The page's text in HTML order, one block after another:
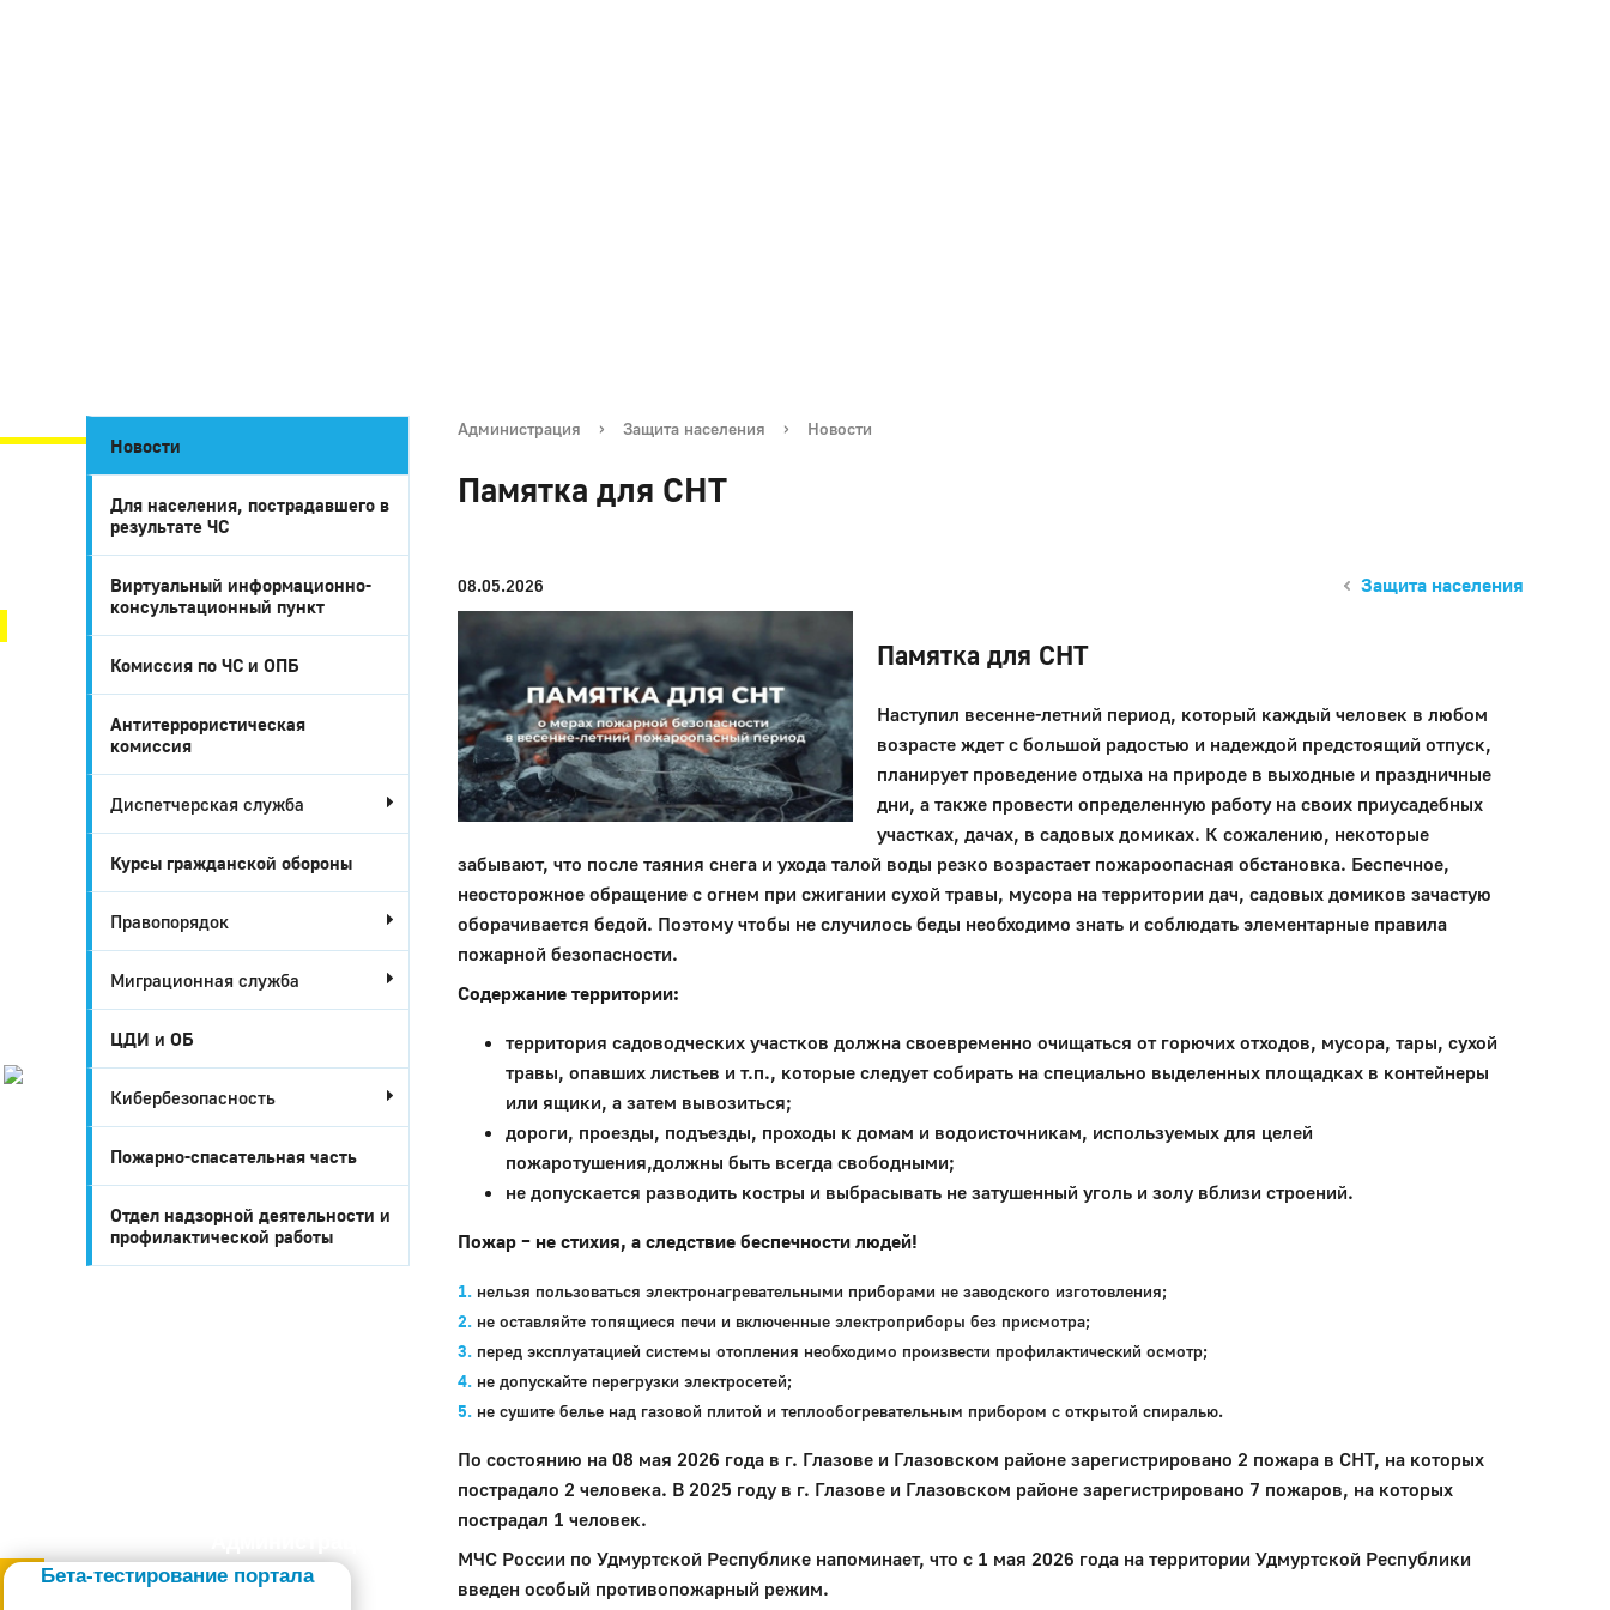
Глазов
Настоящее
Стратегия
Жителям
Бизнесу
Бета-тестирование портала
Город Глазов
Новости
Для населения, пострадавшего в
результате ЧС
Виртуальный информационно-
консультационный пункт
Комиссия по ЧС и ОПБ
Антитеррористическая
комиссия
Диспетчерская служба
Курсы гражданской обороны
Правопорядок
Миграционная служба
ЦДИ и ОБ
Кибербезопасность
Пожарно-спасательная часть
Отдел надзорной деятельности и
профилактической работы
Администрация › Защита населения › Новости
Памятка для СНТ
08.05.2026 Защита населения
Памятка для СНТ
Наступил весенне-летний период, который каждый человек в любом
возрасте ждет с большой радостью и надеждой предстоящий отпуск,
планирует проведение отдыха на природе в выходные и праздничные
дни, а также провести определенную работу на своих приусадебных
участках, дачах, в садовых домиках. К сожалению, некоторые
забывают, что после таяния снега и ухода талой воды резко возрастает пожароопасная обстановка. Беспечное,
неосторожное обращение с огнем при сжигании сухой травы, мусора на территории дач, садовых домиков зачастую
оборачивается бедой. Поэтому чтобы не случилось беды необходимо знать и соблюдать элементарные правила
пожарной безопасности.
Содержание территории:
территория садоводческих участков должна своевременно очищаться от горючих отходов, мусора, тары, сухой
травы, опавших листьев и т.п., которые следует собирать на специально выделенных площадках в контейнеры
или ящики, а затем вывозиться;
дороги, проезды, подъезды, проходы к домам и водоисточникам, используемых для целей
пожаротушения,должны быть всегда свободными;
не допускается разводить костры и выбрасывать не затушенный уголь и золу вблизи строений.
Пожар – не стихия, а следствие беспечности людей!
нельзя пользоваться электронагревательными приборами не заводского изготовления;
не оставляйте топящиеся печи и включенные электроприборы без присмотра;
перед эксплуатацией системы отопления необходимо произвести профилактический осмотр;
не допускайте перегрузки электросетей;
не сушите белье над газовой плитой и теплообогревательным прибором с открытой спиралью.
По состоянию на 08 мая 2026 года в г. Глазове и Глазовском районе зарегистрировано 2 пожара в СНТ, на которых
пострадало 2 человека. В 2025 году в г. Глазове и Глазовском районе зарегистрировано 7 пожаров, на которых
пострадал 1 человек.
МЧС России по Удмуртской Республике напоминает, что с 1 мая 2026 года на территории Удмуртской Республики
введен особый противопожарный режим.